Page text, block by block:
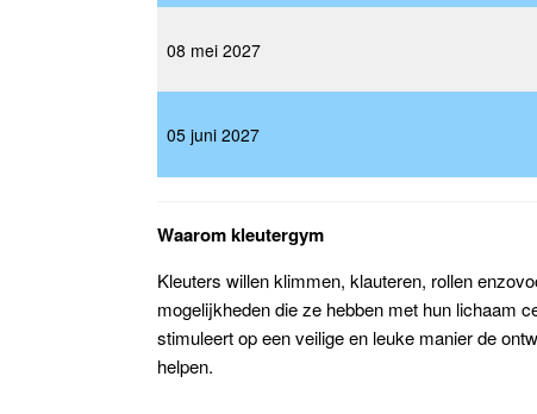
08 mei 2027
05 juni 2027
Waarom kleutergym
Kleuters willen klimmen, klauteren, rollen
mogelijkheden die ze hebben met hun lichaam
stimuleert op een veilige en leuke manier de
helpen.